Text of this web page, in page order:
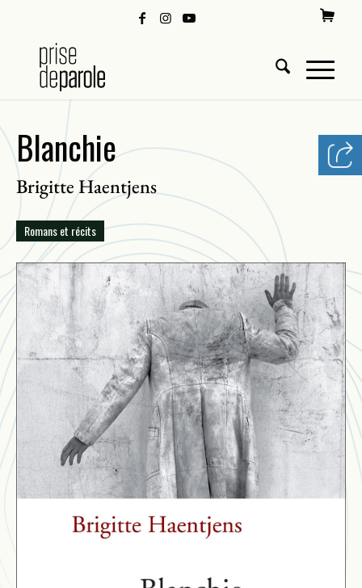
Blanchie
Brigitte Haentjens
Romans et récits